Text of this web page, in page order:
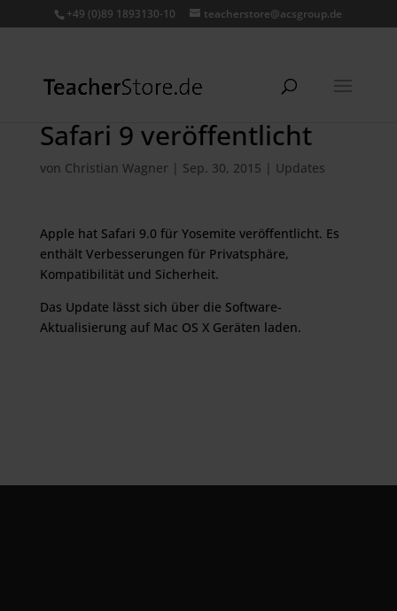
+49 (0)89 1893130-10 teacherstore@acsgroup.de
Safari 9 veröffentlicht
von Christian Wagner | Sep. 30, 2015 | Updates
Apple hat Safari 9.0 für Yosemite veröffentlicht. Es
enthält Verbesserungen für Privatsphäre,
Kompatibilität und Sicherheit.
Das Update lässt sich über die Software-
Aktualisierung auf Mac OS X Geräten laden.